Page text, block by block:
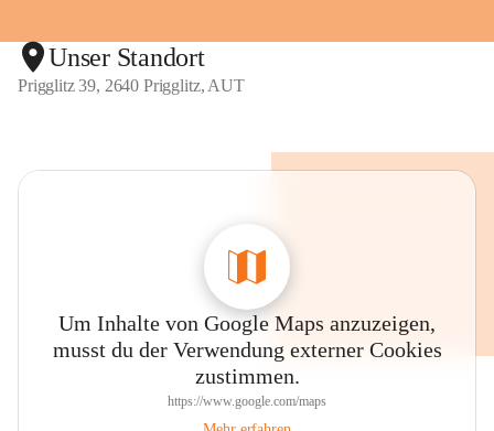
Unser Standort
Prigglitz 39, 2640 Prigglitz, AUT
Um Inhalte von Google Maps anzuzeigen,
musst du der Verwendung externer Cookies
zustimmen.
https://www.google.com/maps